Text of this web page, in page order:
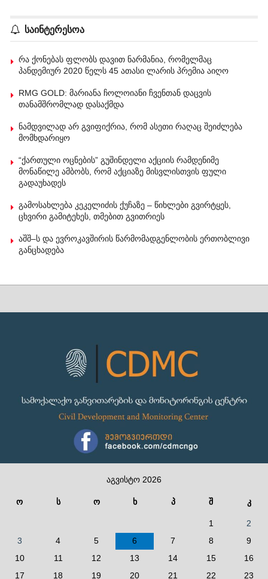
საინტერესოა
რა ქონებას ფლობს დავით ნარმანია, რომელმაც
პანდემიურ 2020 წელს 45 ათასი ლარის პრემია აიღო
RMG GOLD: მარიანა ჩოლოიანი ჩვენთან დაცვის
თანამშრომლად დასაქმდა
ნამდვილად არ გვიფიქრია, რომ ასეთი რაღაც შეიძლება
მომხდარიყო
“ქართული ოცნების” გუშინდელი აქციის რამდენიმე
მონაწილე ამბობს, რომ აქციაზე მისვლისთვის ფული
გადაუხადეს
გამოსახლება კეკელიძის ქუჩაზე – წიხლები გვირტყეს,
ცხვირი გამიტეხეს, თმებით გვითრიეს
აშშ–ს და ევროკავშირის წარმომადგენლობის ერთობლივი
განცხადება
აგვისტო 2026
ო ს ო ხ პ შ კ
1
2
3
4 5 6 7 8
9
10
11 12 13 14 15
16
17
18 19 20 21 22 23